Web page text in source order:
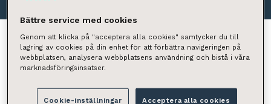
Call charges to customer service (including
0,084 €/min (VAT 25,5 %)
Bättre service med cookies
Genom att klicka på "acceptera alla cookies" samtycker du till
lagring av cookies på din enhet för att förbättra navigeringen på
webbplatsen, analysera webbplatsens användning och bistå i våra
marknadsföringsinsatser.
Cookie-inställningar Acceptera alla cookies